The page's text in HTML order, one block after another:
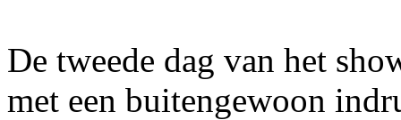
De tweede dag van het
met een buitengewoon